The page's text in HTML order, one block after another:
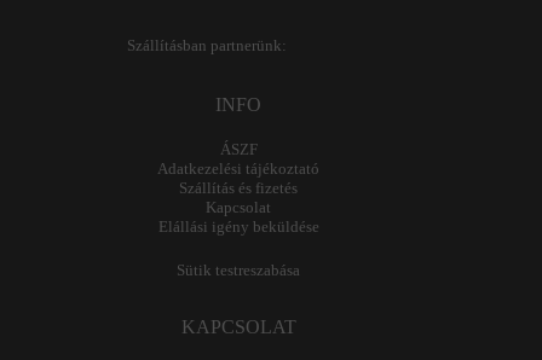
Szállításban partnerünk:
INFO
ÁSZF
Adatkezelési tájékoztató
Szállítás és fizetés
Kapcsolat
Elállási igény beküldése
Sütik testreszabása
KAPCSOLAT